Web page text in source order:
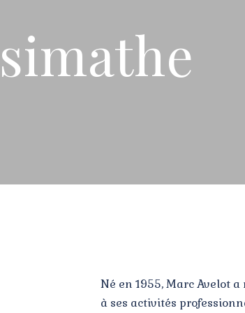
Né en 1955, Marc Avelot
à ses activités